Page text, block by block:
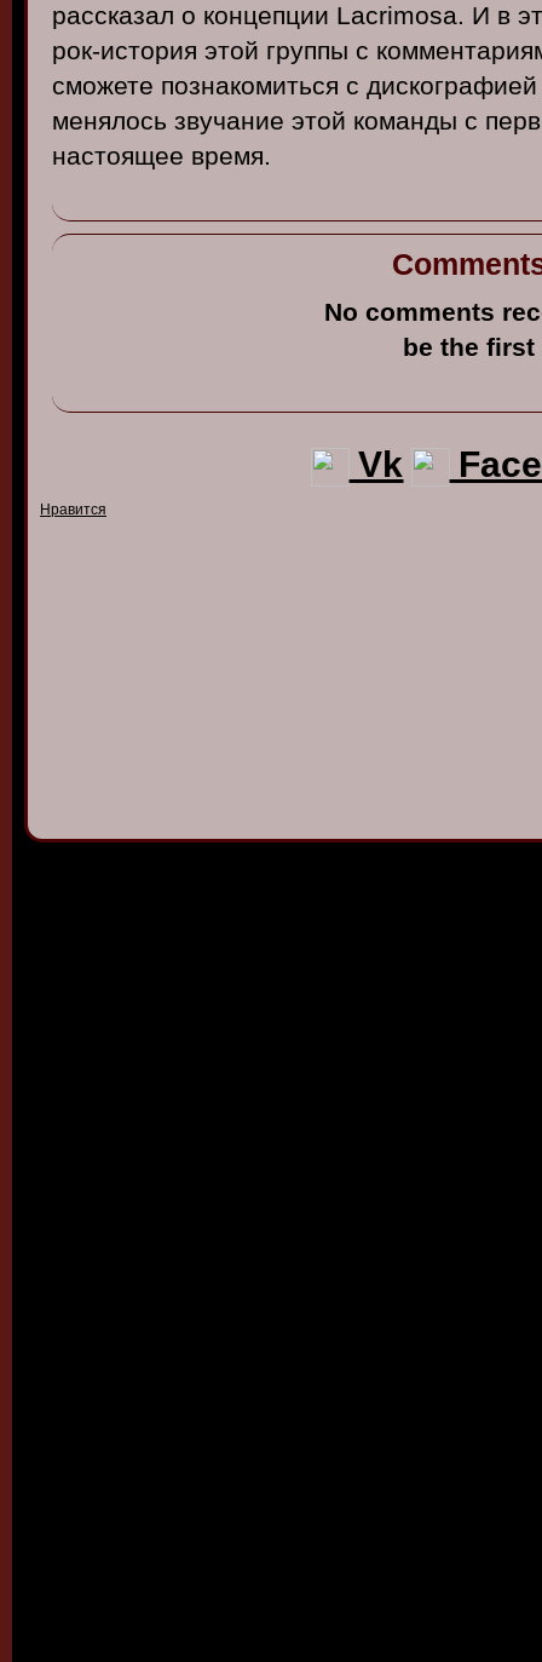
рассказал о концепции Lacrimosa. И в
рок-история этой группы с
сможете познакомиться с дискографией
менялось звучание этой команды с перв
настоящее время.
No comments
be the first
Vk
Нравится